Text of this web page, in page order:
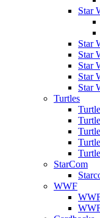
Star
Star
Star
Star
Star
Star
Turtles
StarCom
WWF